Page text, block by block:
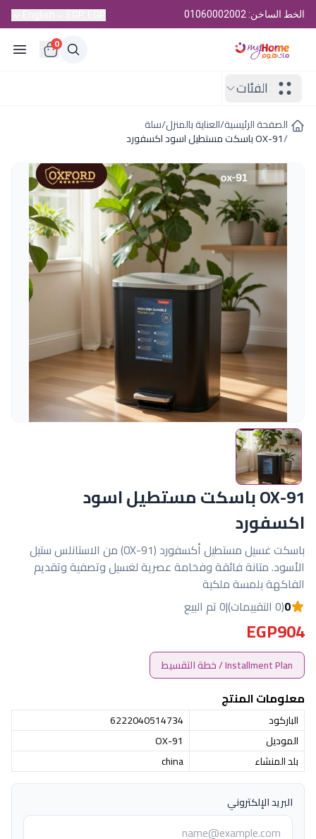
الخط الساخن: 01060002002
0
الفئات
الصفحة الرئيسية/العناية بالمنزل/سلة
/OX-91 باسكت مستطيل اسود اكسفورد
OX-91 باسكت مستطيل اسود
اكسفورد
باسكت غسيل مستطيل أكسفورد (OX-91) من الاستانلس ستيل
الأسود. متانة فائقة وفخامة عصرية لغسيل وتصفية وتقديم
الفاكهة بلمسة ملكية
0(0 التقييمات) |0 تم البيع
EGP904
Installment Plan / خطة التقسيط
معلومات المنتج
الباركود
6222040514734
الموديل
OX-91
بلد المنشاء
china
البريد الإلكتروني